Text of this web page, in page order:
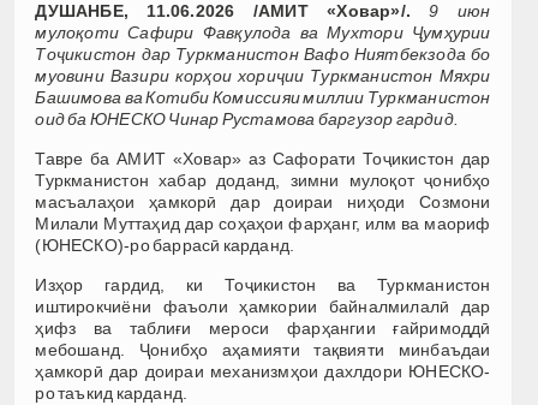
ДУШАНБЕ, 11.06.2026 /АМИТ «Ховар»/.
9 июн
мулоқоти Сафири Фавқулода ва Мухтори Ҷумҳурии
Тоҷикистон дар Туркманистон Вафо Ниятбекзода бо
муовини Вазири корҳои хориҷии Туркманистон Мяхри
Башимова ва Котиби Комиссияи миллии Туркманистон
оид ба ЮНЕСКО Чинар Рустамова баргузор гардид.
Тавре ба АМИТ «Ховар» аз Сафорати Тоҷикистон дар
Туркманистон хабар доданд, зимни мулоқот ҷонибҳо
масъалаҳои ҳамкорӣ дар доираи ниҳоди Созмони
Милали Муттаҳид дар соҳаҳои фарҳанг, илм ва маориф
(ЮНЕСКО)-ро баррасӣ карданд.
Изҳор гардид, ки Тоҷикистон ва Туркманистон
иштирокчиёни фаъоли ҳамкории байналмилалӣ дар
ҳифз ва таблиғи мероси фарҳангии ғайримоддӣ
мебошанд. Ҷонибҳо аҳамияти тақвияти минбаъдаи
ҳамкорӣ дар доираи механизмҳои дахлдори ЮНЕСКО-
ро таъкид карданд.